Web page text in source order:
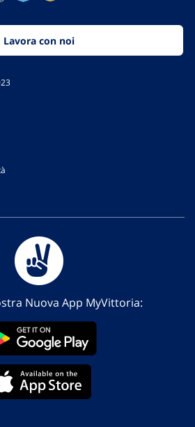
Lavora con noi
Nuova App MyVittoria: